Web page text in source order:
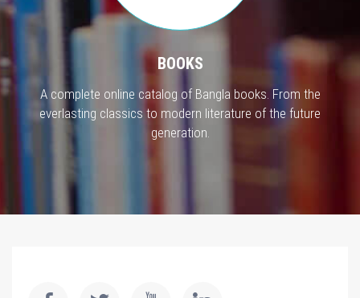
BOOKS
A complete online catalog of Bangla books. From the
everlasting classics to modern literature of the future
generation.